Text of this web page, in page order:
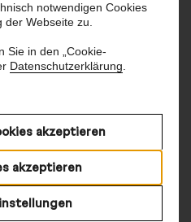
notwendigen Cookies
Webseite zu.
Sie in den „Cookie-
Datenschutzerklärung
akzeptieren
akzeptieren
wo sonst nur
Zutritt
Hören Sie spannende
und erfahren Sie
Ihr Staatstheater mit
...